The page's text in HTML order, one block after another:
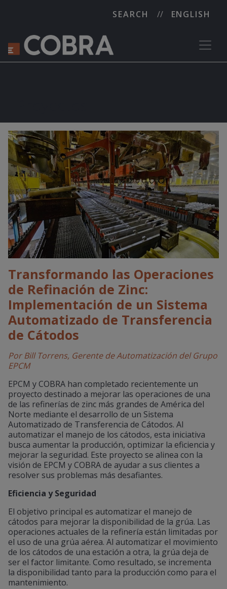
SEARCH ENGLISH
Transformando las Operaciones
de Refinación de Zinc:
Implementación de un Sistema
Automatizado de Transferencia
de Cátodos
Por Bill Torrens, Gerente deAutomatización del Grupo
EPCM
EPCM y COBRA han completado recientemente un
proyecto destinado a mejorar las operaciones de una
de las refinerías de zinc más grandes de América del
Norte mediante el desarrollo de un Sistema
Automatizado de Transferencia de Cátodos. Al
automatizar el manejo de los cátodos, esta iniciativa
busca aumentar la producción, optimizar la eficiencia y
mejorar la seguridad. Este proyecto se alinea con la
visión de EPCM y COBRA de ayudar a sus clientes a
resolver sus problemas más desafiantes.
Eficiencia y Seguridad
El objetivo principal es automatizar el manejo de
cátodos para mejorar la disponibilidad de la grúa. Las
operaciones actuales de la refinería están limitadas por
el uso de una grúa aérea. Al automatizar el movimiento
de los cátodos de una estación a otra, la grúa deja de
ser el factor limitante. Como resultado, se incrementa
la disponibilidad tanto para la producción como para el
mantenimiento.